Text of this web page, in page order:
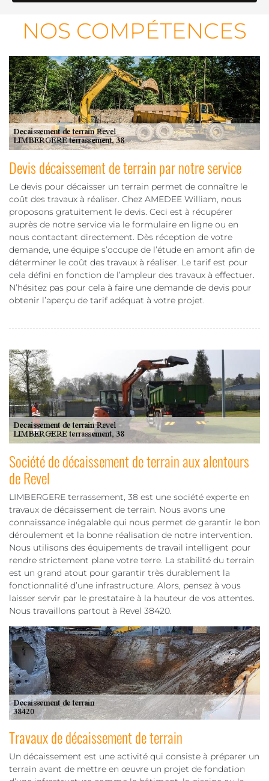
NOS COMPÉTENCES
Devis décaissement de terrain par notre service
Le devis pour décaisser un terrain permet de connaître le
coût des travaux à réaliser. Chez AMEDEE William, nous
proposons gratuitement le devis. Ceci est à récupérer
auprès de notre service via le formulaire en ligne ou en
nous contactant directement. Dès réception de votre
demande, une équipe s’occupe de l’étude en amont afin de
déterminer le coût des travaux à réaliser. Le tarif est pour
cela défini en fonction de l’ampleur des travaux à effectuer.
N’hésitez pas pour cela à faire une demande de devis pour
obtenir l’aperçu de tarif adéquat à votre projet.
Société de décaissement de terrain aux alentours
de Revel
LIMBERGERE terrassement, 38 est une société experte en
travaux de décaissement de terrain. Nous avons une
connaissance inégalable qui nous permet de garantir le bon
déroulement et la bonne réalisation de notre intervention.
Nous utilisons des équipements de travail intelligent pour
rendre strictement plane votre terre. La stabilité du terrain
est un grand atout pour garantir très durablement la
fonctionnalité d’une infrastructure. Alors, pensez à vous
laisser servir par le prestataire à la hauteur de vos attentes.
Nous travaillons partout à Revel 38420.
Travaux de décaissement de terrain
Un décaissement est une activité qui consiste à préparer un
terrain avant de mettre en œuvre un projet de fondation